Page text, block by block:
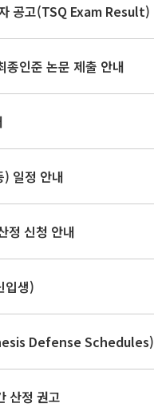
공고(TSQ Exam Result)
인준 논문 제출 안내
일정 안내
정 신청 안내
입생)
Defense Schedules)
산정 권고